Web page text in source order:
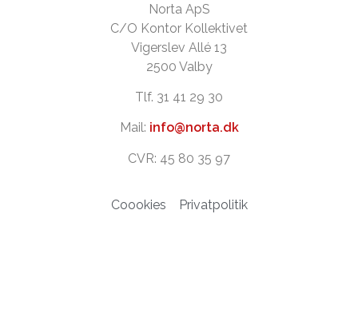
Norta ApS
C/O Kontor Kollektivet
Vigerslev Allé 13
2500 Valby
Tlf. 31 41 29 30
Mail: info@norta.dk
CVR: 45 80 35 97
Coookies Privatpolitik